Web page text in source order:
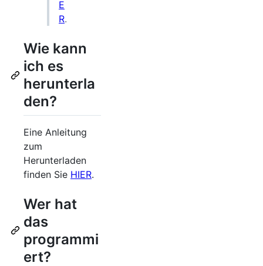
E
R.
Wie kann
ich es
herunterla
den?
Eine Anleitung
zum
Herunterladen
finden Sie HIER.
Wer hat
das
programmi
ert?